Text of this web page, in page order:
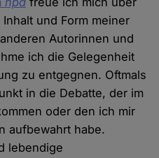
und Form meiner
Autorinnen und
ich die Gelegenheit
zu entgegnen. Oftmals
in die Debatte, der im
oder den ich mir
aufbewahrt habe.
lebendige